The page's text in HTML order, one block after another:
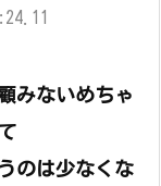
みないめちゃ
のは少なくな